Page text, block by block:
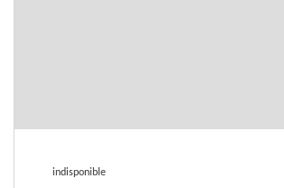
indisponible